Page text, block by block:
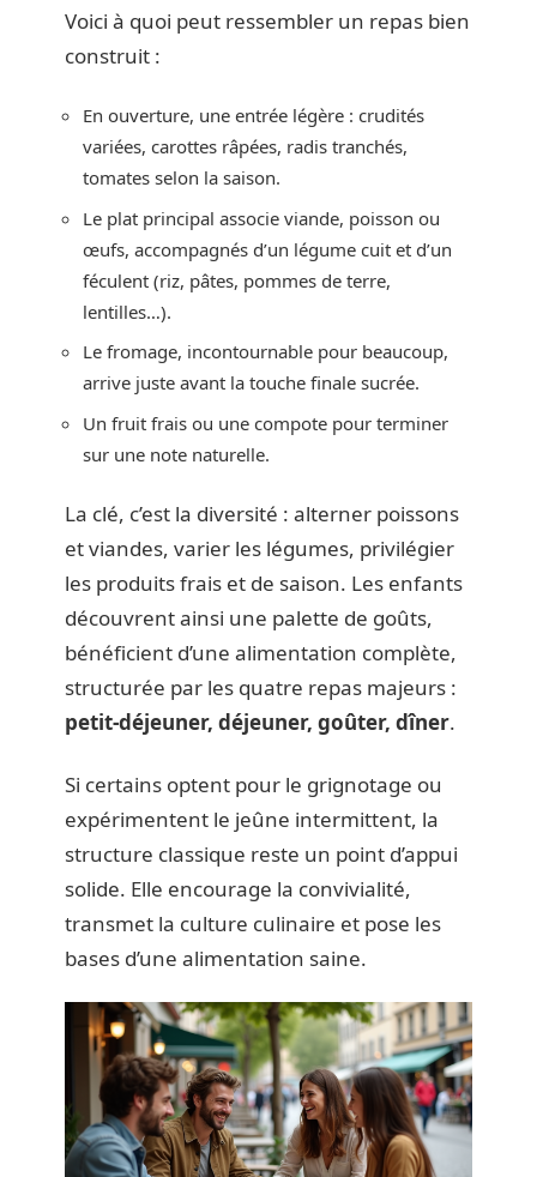
Voici à quoi peut ressembler un repas bien
construit :
En ouverture, une entrée légère : crudités
variées, carottes râpées, radis tranchés,
tomates selon la saison.
Le plat principal associe viande, poisson ou
œufs, accompagnés d’un légume cuit et d’un
féculent (riz, pâtes, pommes de terre,
lentilles…).
Le fromage, incontournable pour beaucoup,
arrive juste avant la touche finale sucrée.
Un fruit frais ou une compote pour terminer
sur une note naturelle.
La clé, c’est la diversité : alterner poissons
et viandes, varier les légumes, privilégier
les produits frais et de saison. Les enfants
découvrent ainsi une palette de goûts,
bénéficient d’une alimentation complète,
structurée par les quatre repas majeurs :
petit-déjeuner, déjeuner, goûter, dîner.
Si certains optent pour le grignotage ou
expérimentent le jeûne intermittent, la
structure classique reste un point d’appui
solide. Elle encourage la convivialité,
transmet la culture culinaire et pose les
bases d’une alimentation saine.